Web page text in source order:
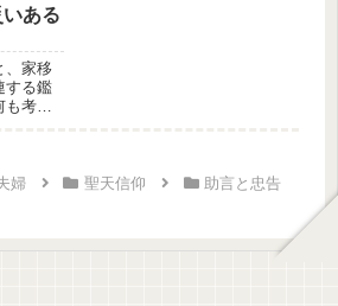
ある
、家移
する鑑
も考え
婦 聖天信仰 助言と忠告